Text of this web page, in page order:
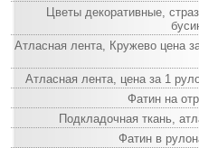
Цветы декоративные,
Атласная лента, Кружево цена
Атласная лента, цена за 1
Фатин на
Подкладочная ткань,
Фатин в